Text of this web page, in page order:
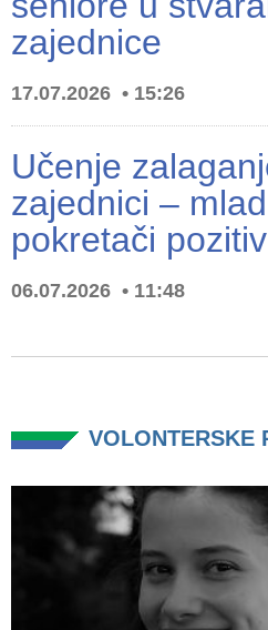
zajednice
17.07.2026 15:26
Učenje
zajednici –
pokretači
06.07.2026 11:48
VOLONTERSKE